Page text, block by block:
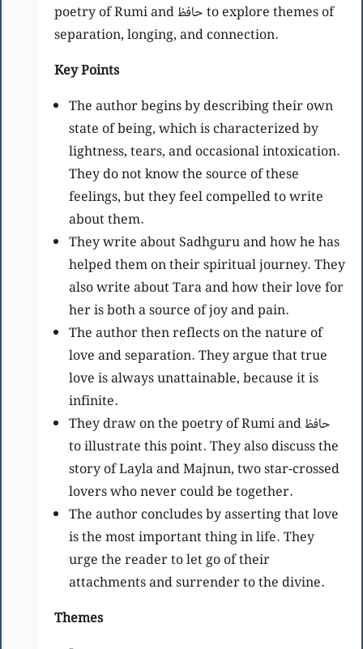
poetry of Rumi and حافظ to explore themes of
separation, longing, and connection.
Key Points
The author begins by describing their own
state of being, which is characterized by
lightness, tears, and occasional intoxication.
They do not know the source of these
feelings, but they feel compelled to write
about them.
They write about Sadhguru and how he has
helped them on their spiritual journey. They
also write about Tara and how their love for
her is both a source of joy and pain.
The author then reflects on the nature of
love and separation. They argue that true
love is always unattainable, because it is
infinite.
They draw on the poetry of Rumi and حافظ
to illustrate this point. They also discuss the
story of Layla and Majnun, two star-crossed
lovers who never could be together.
The author concludes by asserting that love
is the most important thing in life. They
urge the reader to let go of their
attachments and surrender to the divine.
Themes